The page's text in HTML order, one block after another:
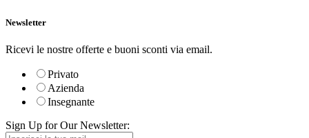
Newsletter
Ricevi le nostre offerte e buoni sconti via email.
Privato
Azienda
Insegnante
Sign Up for Our Newsletter: